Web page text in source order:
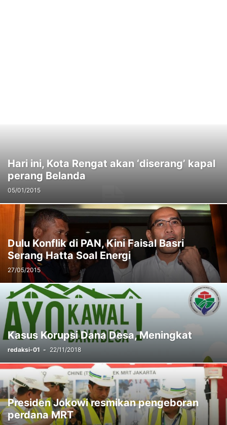
Hari ini, Kota Rengat akan ‘diserang’ kapal
perang Belanda
05/01/2015
Dulu Konflik di PAN, Kini Faisal Basri
Serang Hatta Soal Energi
27/05/2015
Kasus Korupsi Dana Desa, Meningkat
redaksi-01 - 22/11/2018
Presiden Jokowi resmikan pengeboran
perdana MRT